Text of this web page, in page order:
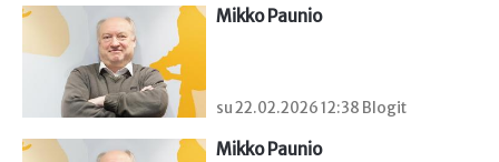
Mikko Paunio
su 22.02.2026 12:38 Blogit
Mikko Paunio